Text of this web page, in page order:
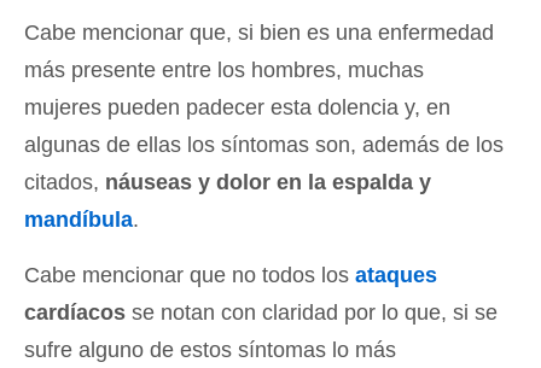
Cabe mencionar que, si bien es una enfermedad
más presente entre los hombres, muchas
mujeres pueden padecer esta dolencia y, en
algunas de ellas los síntomas son, además de los
citados, náuseas y dolor en la espalda y
mandíbula.
Cabe mencionar que no todos los ataques
cardíacos se notan con claridad por lo que, si se
sufre alguno de estos síntomas lo más